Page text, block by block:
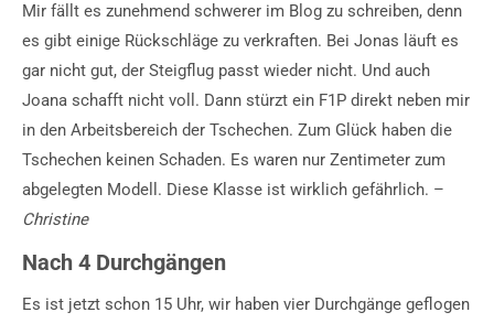
Mir fällt es zunehmend schwerer im Blog zu schreiben, denn
es gibt einige Rückschläge zu verkraften. Bei Jonas läuft es
gar nicht gut, der Steigflug passt wieder nicht. Und auch
Joana schafft nicht voll. Dann stürzt ein F1P direkt neben mir
in den Arbeitsbereich der Tschechen. Zum Glück haben die
Tschechen keinen Schaden. Es waren nur Zentimeter zum
abgelegten Modell. Diese Klasse ist wirklich gefährlich. –
Christine
Nach 4 Durchgängen
Es ist jetzt schon 15 Uhr, wir haben vier Durchgänge geflogen